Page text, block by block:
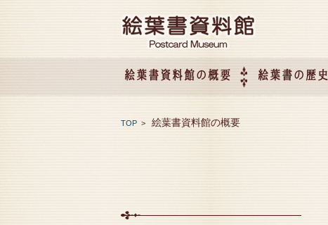
絵葉書資料館の概要 絵葉書の歴史
TOP > 絵葉書資料館の概要